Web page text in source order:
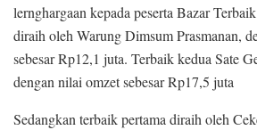
lernghargaan kepada peserta Bazar
diraih oleh Warung Dimsum Prasmanan,
sebesar Rp12,1 juta. Terbaik kedua Sate
dengan nilai omzet sebesar Rp17,5 juta
Sedangkan terbaik pertama diraih oleh